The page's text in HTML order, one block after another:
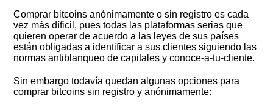
Comprar bitcoins anónimamente o sin registro es cada
vez más díficil, pues todas las plataformas serias que
quieren operar de acuerdo a las leyes de sus países
están obligadas a identificar a sus clientes siguiendo las
normas antiblanqueo de capitales y conoce-a-tu-cliente.
Sin embargo todavía quedan algunas opciones para
comprar bitcoins sin registro y anónimamente: